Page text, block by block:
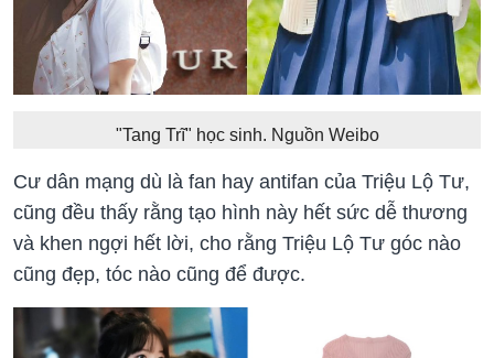
"Tang Trĩ" học sinh. Nguồn Weibo
Cư dân mạng dù là fan hay antifan của Triệu Lộ Tư,
cũng đều thấy rằng tạo hình này hết sức dễ thương
và khen ngợi hết lời, cho rằng Triệu Lộ Tư góc nào
cũng đẹp, tóc nào cũng để được.